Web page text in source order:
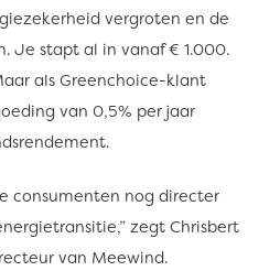
vergroten en de
Je stapt al in vanaf € 1.000.
als Greenchoice-klant
van 0,5% per jaar
consumenten nog directer
zegt Chrisbert
van Meewind.